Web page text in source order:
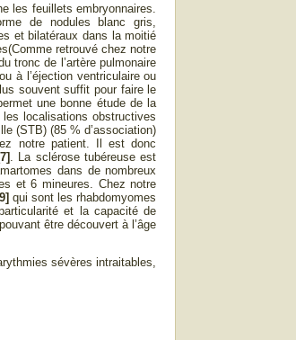
les feuillets embryonnaires.
de nodules blanc gris,
et bilatéraux dans la moitié
retrouvé chez notre
tronc de l’artère pulmonaire
à l’éjection ventriculaire ou
souvent suffit pour faire le
une bonne étude de la
localisations obstructives
(STB) (85 % d’association)
notre patient. Il est donc
. La sclérose tubéreuse est
dans de nombreux
et 6 mineures. Chez notre
qui sont les rhabdomyomes
et la capacité de
être découvert à l’âge
sévères intraitables,